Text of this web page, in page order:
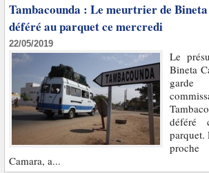
Tambacounda : Le meurtrier de
déféré au parquet ce mercredi
22/05/2019
Le
Bineta
déféré
parquet.
Camara, a...